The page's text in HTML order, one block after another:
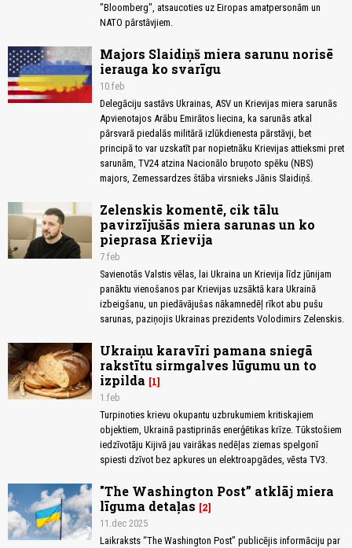
"Bloomberg", atsaucoties uz Eiropas amatpersonām un
NATO pārstāvjiem.
Majors Slaidiņš miera sarunu norisē
ierauga ko svarīgu
10.feb
Delegāciju sastāvs Ukrainas, ASV un Krievijas miera sarunās
Apvienotajos Arābu Emirātos liecina, ka sarunās atkal
pārsvarā piedalās militārā izlūkdienesta pārstāvji, bet
principā to var uzskatīt par nopietnāku Krievijas attieksmi pret
sarunām, TV24 atzina Nacionālo bruņoto spēku (NBS)
majors, Zemessardzes štāba virsnieks Jānis Slaidiņš.
Zelenskis komentē, cik tālu
pavirzījušās miera sarunas un ko
pieprasa Krievija
7.feb
Savienotās Valstis vēlas, lai Ukraina un Krievija līdz jūnijam
panāktu vienošanos par Krievijas uzsāktā kara Ukrainā
izbeigšanu, un piedāvājušas nākamnedēļ rīkot abu pušu
sarunas, paziņojis Ukrainas prezidents Volodimirs Zelenskis.
Ukraiņu karavīri pamana sniegā
rakstītu sirmgalves lūgumu un to
izpilda
1
1.feb
Turpinoties krievu okupantu uzbrukumiem kritiskajiem
objektiem, Ukrainā pastiprinās enerģētikas krīze. Tūkstošiem
iedzīvotāju Kijivā jau vairākas nedēļas ziemas spelgonī
spiesti dzīvot bez apkures un elektroapgādes, vēsta TV3.
"The Washington Post” atklāj miera
līguma detaļas
2
11.dec 2025
Laikraksts “The Washington Post” publicējis informāciju par